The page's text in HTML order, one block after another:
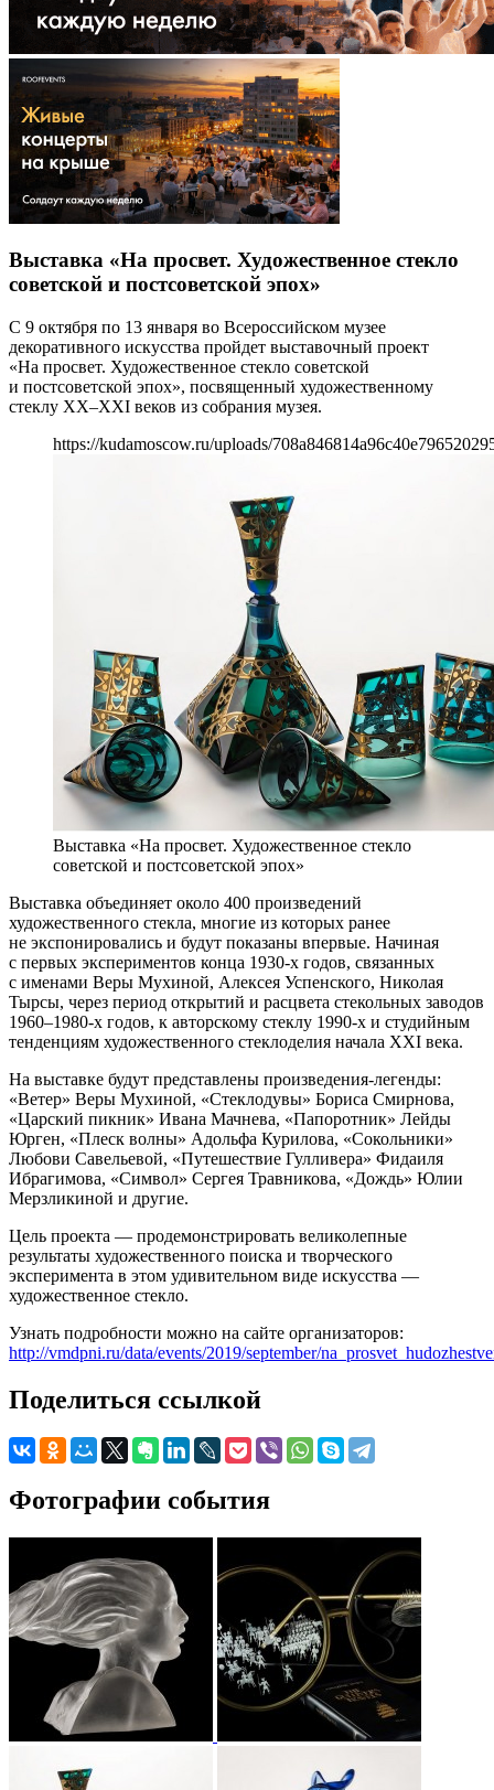
Выставка «На просвет. Художественное стекло
советской и постсоветской эпох»
С 9 октября по 13 января во Всероссийском музее
декоративного искусства пройдет выставочный проект
«На просвет. Художественное стекло советской
и постсоветской эпох», посвященный художественному
стеклу XX–XXI веков из собрания музея.
https://kudamoscow.ru/uploads/
Выставка «На просвет. Художественное стекло
советской и постсоветской эпох»
Выставка объединяет около 400 произведений
художественного стекла, многие из которых ранее
не экспонировались и будут показаны впервые. Начиная
с первых экспериментов конца 1930-х годов, связанных
с именами Веры Мухиной, Алексея Успенского, Николая
Тырсы, через период открытий и расцвета стекольных заводов
1960–1980-х годов, к авторскому стеклу 1990-х и студийным
тенденциям художественного стеклоделия начала XXI века.
На выставке будут представлены произведения-легенды:
«Ветер» Веры Мухиной, «Стеклодувы» Бориса Смирнова,
«Царский пикник» Ивана Мачнева, «Папоротник» Лейды
Юрген, «Плеск волны» Адольфа Курилова, «Сокольники»
Любови Савельевой, «Путешествие Гулливера» Фидаиля
Ибрагимова, «Символ» Сергея Травникова, «Дождь» Юлии
Мерзликиной и другие.
Цель проекта — продемонстрировать великолепные
результаты художественного поиска и творческого
эксперимента в этом удивительном виде искусства —
художественное стекло.
Узнать подробности можно на сайте организаторов:
http://vmdpni.ru/data/events/2019/september/
Поделиться ссылкой
Фотографии события